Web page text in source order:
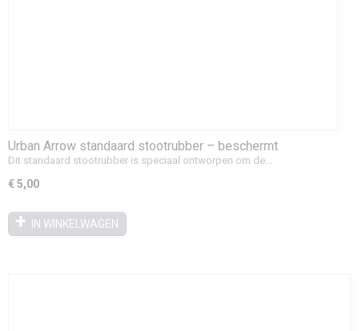
Urban Arrow standaard stootrubber – beschermt
fietsstandaard
Dit standaard stootrubber is speciaal ontworpen om de…
€ 5,00
IN WINKELWAGEN